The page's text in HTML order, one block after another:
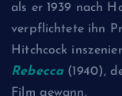
als er 1939 nach
verpflichtete ihn
Hitchcock
Rebecca (1940),
Film gewann.